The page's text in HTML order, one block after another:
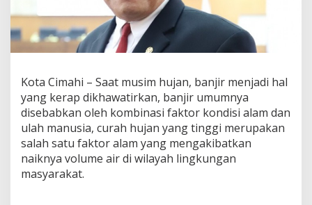
D
P
R
C
m
a
h
i
H
e
n
Kota Cimahi – Saat musim hujan, banjir menjadi hal
yang kerap dikhawatirkan, banjir umumnya
disebabkan oleh kombinasi faktor kondisi alam dan
ulah manusia, curah hujan yang tinggi merupakan
salah satu faktor alam yang mengakibatkan
naiknya volume air di wilayah lingkungan
masyarakat.